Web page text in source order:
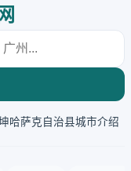
哈萨克自治县城市介绍